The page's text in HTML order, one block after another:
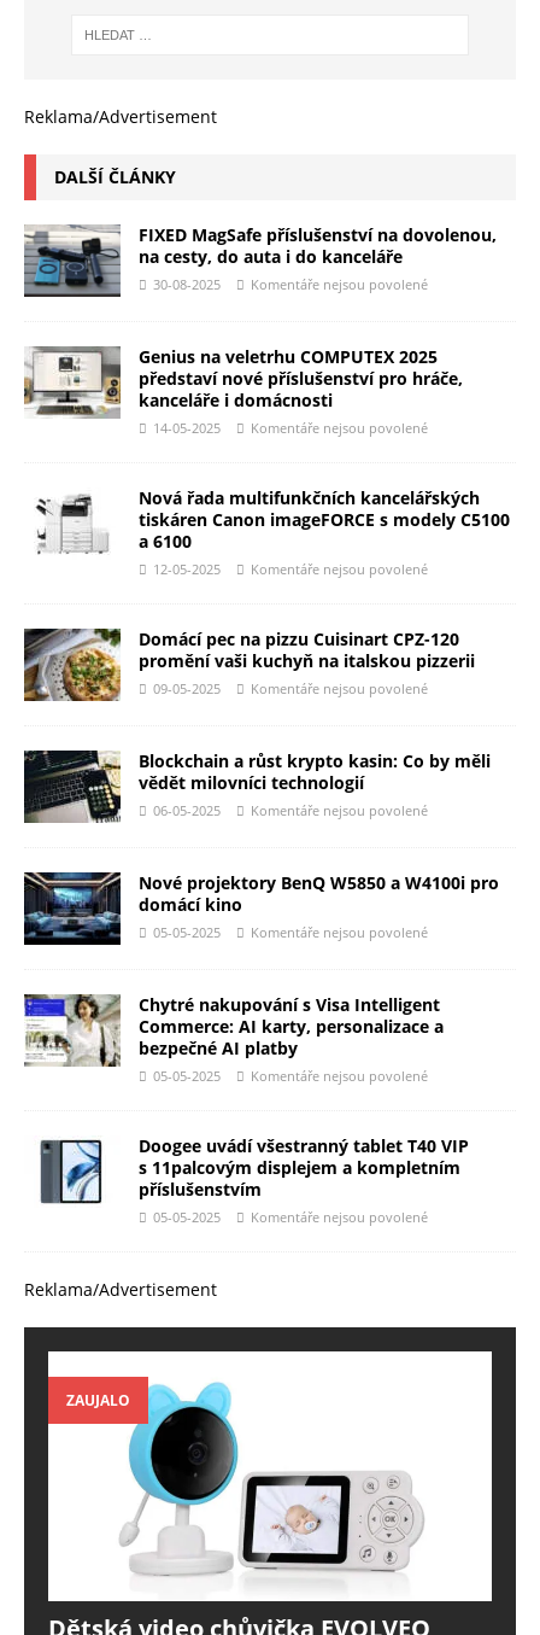
Reklama/Advertisement
DALŠÍ ČLÁNKY
FIXED MagSafe příslušenství na dovolenou,
na cesty, do auta i do kanceláře
30-08-2025 Komentáře nejsou povolené
Genius na veletrhu COMPUTEX 2025
představí nové příslušenství pro hráče,
kanceláře i domácnosti
14-05-2025 Komentáře nejsou povolené
Nová řada multifunkčních kancelářských
tiskáren Canon imageFORCE s modely C5100
a 6100
12-05-2025 Komentáře nejsou povolené
Domácí pec na pizzu Cuisinart CPZ-120
promění vaši kuchyň na italskou pizzerii
09-05-2025 Komentáře nejsou povolené
Blockchain a růst krypto kasin: Co by měli
vědět milovníci technologií
06-05-2025 Komentáře nejsou povolené
Nové projektory BenQ W5850 a W4100i pro
domácí kino
05-05-2025 Komentáře nejsou povolené
Chytré nakupování s Visa Intelligent
Commerce: AI karty, personalizace a
bezpečné AI platby
05-05-2025 Komentáře nejsou povolené
Doogee uvádí všestranný tablet T40 VIP
s 11palcovým displejem a kompletním
příslušenstvím
05-05-2025 Komentáře nejsou povolené
Reklama/Advertisement
ZAUJALO
Dětská video chůvička EVOLVEO